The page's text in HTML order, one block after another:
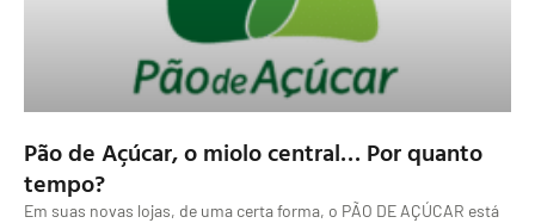
Pão de Açúcar, o miolo central… Por quanto
tempo?
Em suas novas lojas, de uma certa forma, o PÃO DE AÇÚCAR está